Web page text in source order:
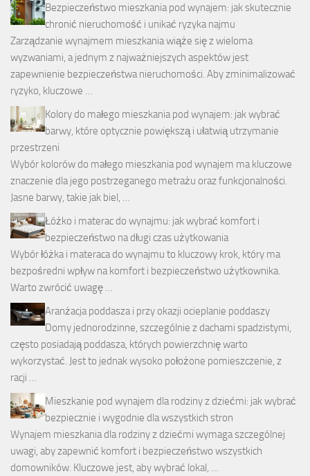
Bezpieczeństwo mieszkania pod wynajem: jak skutecznie
chronić nieruchomość i unikać ryzyka najmu
Zarządzanie wynajmem mieszkania wiąże się z wieloma
wyzwaniami, a jednym z najważniejszych aspektów jest
zapewnienie bezpieczeństwa nieruchomości. Aby zminimalizować
ryzyko, kluczowe …
Kolory do małego mieszkania pod wynajem: jak wybrać
barwy, które optycznie powiększą i ułatwią utrzymanie
przestrzeni
Wybór kolorów do małego mieszkania pod wynajem ma kluczowe
znaczenie dla jego postrzeganego metrażu oraz funkcjonalności.
Jasne barwy, takie jak biel, …
Łóżko i materac do wynajmu: jak wybrać komfort i
bezpieczeństwo na długi czas użytkowania
Wybór łóżka i materaca do wynajmu to kluczowy krok, który ma
bezpośredni wpływ na komfort i bezpieczeństwo użytkownika.
Warto zwrócić uwagę …
Aranżacja poddasza i przy okazji ocieplanie poddaszy
Domy jednorodzinne, szczególnie z dachami spadzistymi,
często posiadają poddasza, których powierzchnię warto
wykorzystać. Jest to jednak wysoko położone pomieszczenie, z
racji …
Mieszkanie pod wynajem dla rodziny z dziećmi: jak wybrać
bezpiecznie i wygodnie dla wszystkich stron
Wynajem mieszkania dla rodziny z dziećmi wymaga szczególnej
uwagi, aby zapewnić komfort i bezpieczeństwo wszystkich
domowników. Kluczowe jest, aby wybrać lokal, …